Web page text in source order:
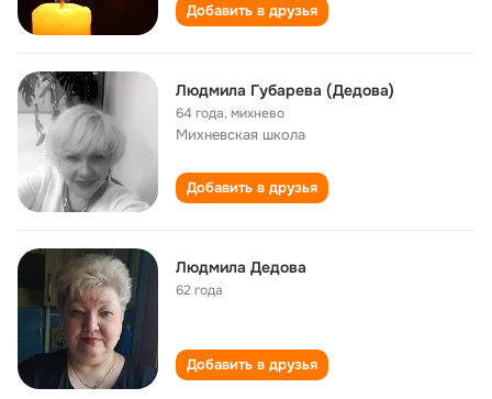
Добавить в друзья
Людмила Губарева (Дедова)
64 года,михнево
Михневская школа
Добавить в друзья
Людмила Дедова
62 года
Добавить в друзья